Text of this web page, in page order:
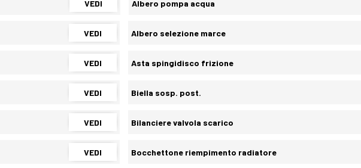
VEDI Albero pompa acqua
VEDI Albero selezione marce
VEDI Asta spingidisco frizione
VEDI Biella sosp. post.
VEDI Bilanciere valvola scarico
VEDI Bocchettone riempimento radiatore